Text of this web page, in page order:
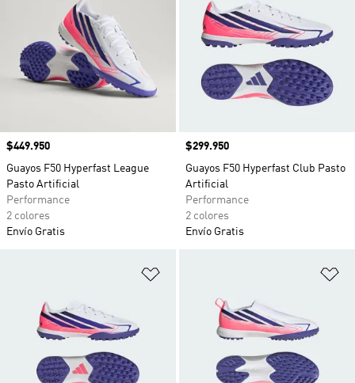
Precio
$449.950
Guayos F50 Hyperfast League
Pasto Artificial
Performance
2 colores
Envío Gratis
Precio
$299.950
Guayos F50 Hyperfast Club Pasto
Artificial
Performance
2 colores
Envío Gratis